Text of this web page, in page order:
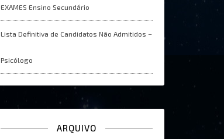
EXAMES Ensino Secundário
Lista Definitiva de Candidatos Não Admitidos –
Psicólogo
ARQUIVO